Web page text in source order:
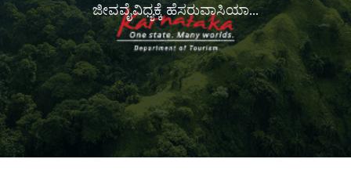
ಜೀವವೈವಿಧ್ಯಕ್ಕೆ ಹೆಸರುವಾಸಿಯಾ...